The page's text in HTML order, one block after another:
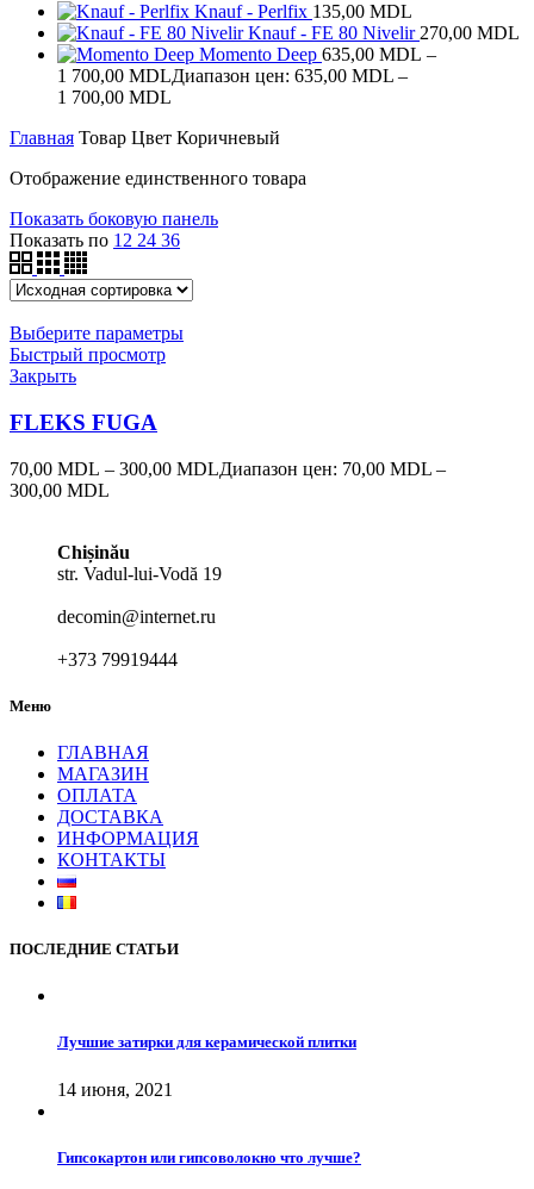
Knauf - Perlfix 135,00 MDL
Knauf - FE 80 Nivelir 270,00 MDL
Momento Deep 635,00 MDL –
1 700,00 MDLДиапазон цен: 635,00 MDL –
1 700,00 MDL
Главная Товар Цвет Коричневый
Отображение единственного товара
Показать боковую панель
Показать по 12 24 36
Выберите параметры
Быстрый просмотр
Закрыть
FLEKS FUGA
70,00 MDL – 300,00 MDLДиапазон цен: 70,00 MDL –
300,00 MDL
Chișinău
str. Vadul-lui-Vodă 19
decomin@internet.ru
+373 79919444
Меню
ГЛАВНАЯ
МАГАЗИН
ОПЛАТА
ДОСТАВКА
ИНФОРМАЦИЯ
КОНТАКТЫ
ПОСЛЕДНИЕ СТАТЬИ
Лучшие затирки для керамической плитки
14 июня, 2021
Гипсокартон или гипсоволокно что лучше?